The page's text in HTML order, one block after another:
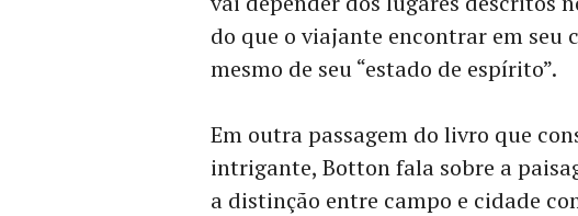
do que o viajante encontrar em seu
mesmo de seu “estado de espírito”.
Em outra passagem do livro que
intrigante, Botton fala sobre a
a distinção entre campo e cidade